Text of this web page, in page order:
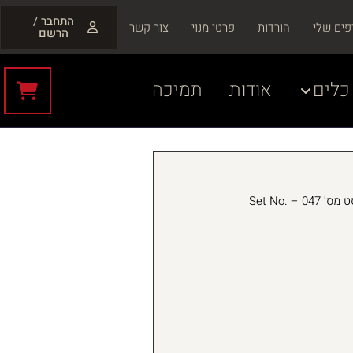
שלי הורדות פרטי מנוי צור קשר התחבר /
הרשם
אודות תמיכה
סט מס' 047 – Set No.